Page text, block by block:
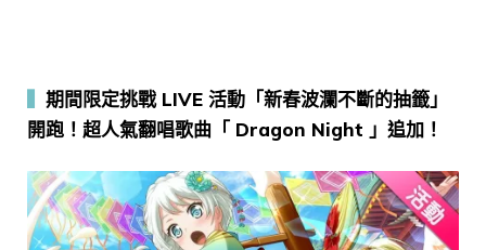
期間限定挑戰 LIVE 活動「新春波瀾不斷的抽籤」
開跑！超人氣翻唱歌曲「 Dragon Night 」追加！